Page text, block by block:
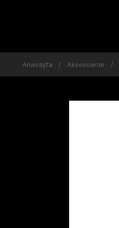
Anasayfa Aksesuarlar